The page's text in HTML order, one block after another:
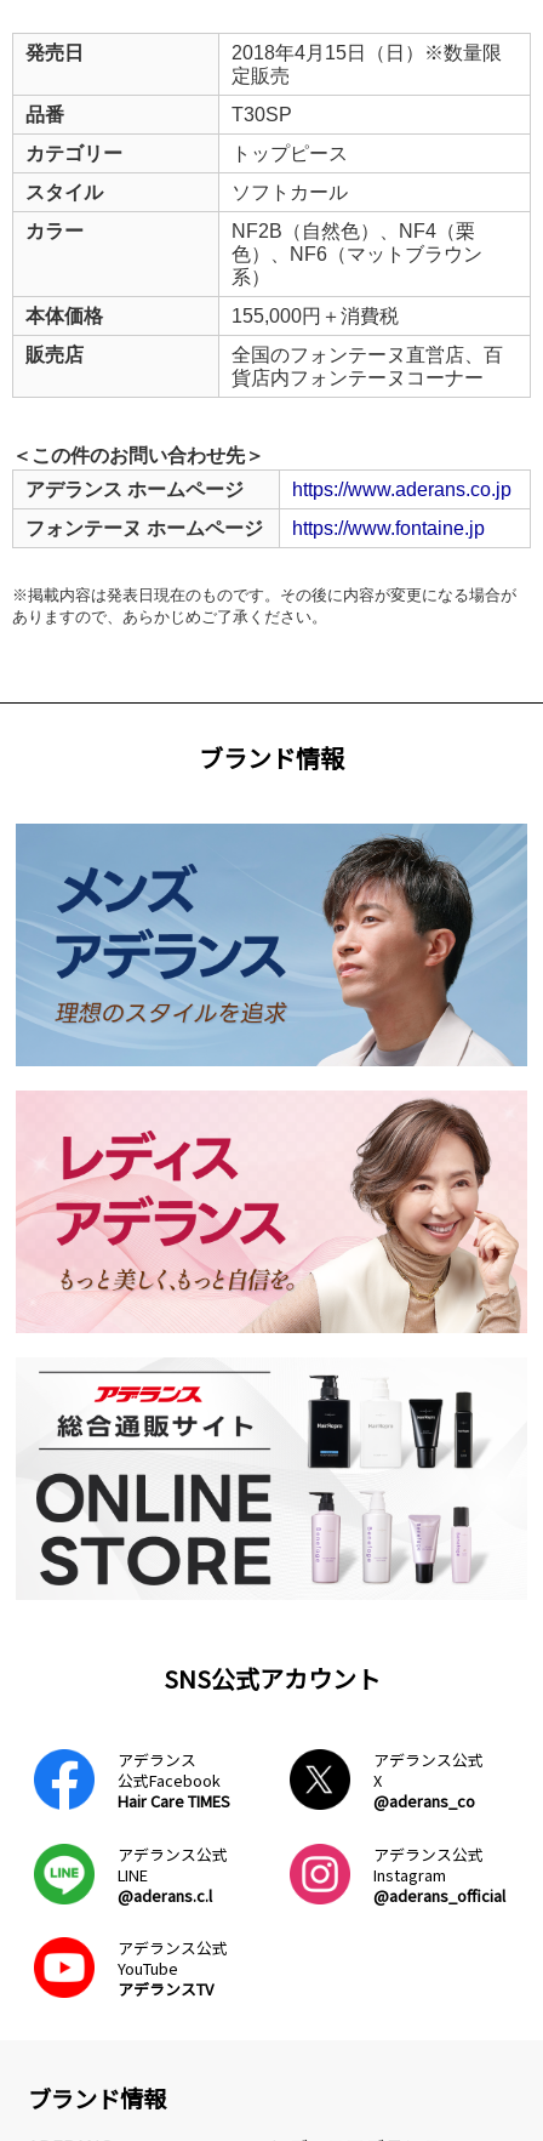
発売日
2018年4月15日（日）※数量限
定販売
品番
T30SP
カテゴリー
トップピース
スタイル
ソフトカール
カラー
NF2B（自然色）、NF4（栗
色）、NF6（マットブラウン
系）
本体価格
155,000円＋消費税
販売店
全国のフォンテーヌ直営店、百
貨店内フォンテーヌコーナー
＜この件のお問い合わせ先＞
アデランス ホームページ
https://www.aderans.co.jp
フォンテーヌ ホームページ
https://www.fontaine.jp
※掲載内容は発表日現在のものです。その後に内容が変更になる場合が
ありますので、あらかじめご了承ください。
ブランド情報
SNS公式アカウント
アデランス
公式Facebook
Hair Care TIMES
アデランス公式
X
@aderans_co
アデランス公式
LINE
@aderans.c.l
アデランス公式
Instagram
@aderans_official
アデランス公式
YouTube
アデランスTV
ブランド情報